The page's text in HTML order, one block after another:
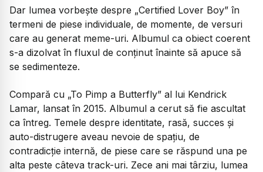
Dar lumea vorbește despre „Certified Lover Boy” în
termeni de piese individuale, de momente, de versuri
care au generat meme-uri. Albumul ca obiect coerent
s-a dizolvat în fluxul de conținut înainte să apuce să
se sedimenteze.
Compară cu „To Pimp a Butterfly” al lui Kendrick
Lamar, lansat în 2015. Albumul a cerut să fie ascultat
ca întreg. Temele despre identitate, rasă, succes și
auto-distrugere aveau nevoie de spațiu, de
contradicție internă, de piese care se răspund una pe
alta peste câteva track-uri. Zece ani mai târziu, lumea